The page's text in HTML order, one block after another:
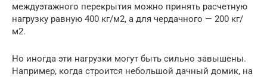
междуэтажного перекрытия можно принять расчетную
нагрузку равную 400 кг/м2, а для чердачного — 200 кг/
м2.
Но иногда эти нагрузки могут быть сильно завышены.
Например, когда строится небольшой дачный домик, на